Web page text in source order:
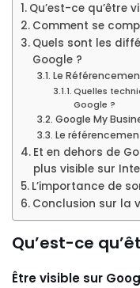
Qu’est-ce qu’être
Comment se
Quels sont les
Google ?
Le
Quelles
Google ?
Google My
Le
Et en dehors de
plus visible sur
L’importance de
Conclusion sur la
Qu’est-ce
Être visible sur